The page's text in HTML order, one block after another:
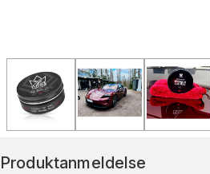
Produktanmeldelse